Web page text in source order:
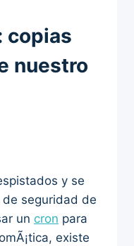
copias
nuestro
y se
seguridad de
un cron para
existe